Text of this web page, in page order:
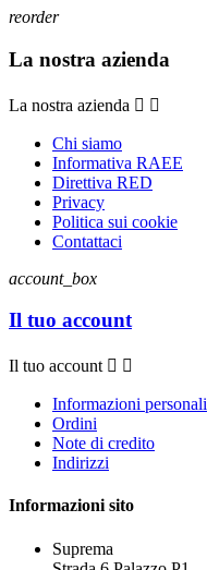
reorder
La nostra azienda
La nostra azienda  
Chi siamo
Informativa RAEE
Direttiva RED
Privacy
Politica sui cookie
Contattaci
account_box
Il tuo account
Il tuo account  
Informazioni personali
Ordini
Note di credito
Indirizzi
Informazioni sito
Suprema